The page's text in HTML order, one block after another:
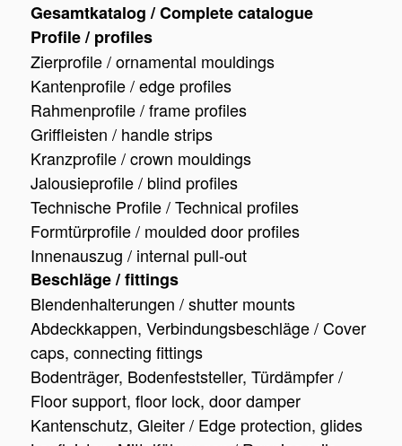
Gesamtkatalog / Complete catalogue
Profile / profiles
Zierprofile / ornamental mouldings
Kantenprofile / edge profiles
Rahmenprofile / frame profiles
Griffleisten / handle strips
Kranzprofile / crown mouldings
Jalousieprofile / blind profiles
Technische Profile / Technical profiles
Formtürprofile / moulded door profiles
Innenauszug / internal pull-out
Beschläge / fittings
Blendenhalterungen / shutter mounts
Abdeckkappen, Verbindungsbeschläge / Cover
caps, connecting fittings
Bodenträger, Bodenfeststeller, Türdämpfer /
Floor support, floor lock, door damper
Kantenschutz, Gleiter / Edge protection, glides